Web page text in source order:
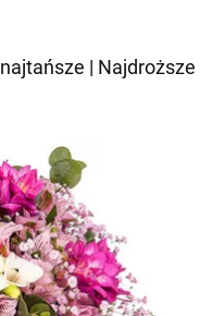
najtańsze | Najdroższe